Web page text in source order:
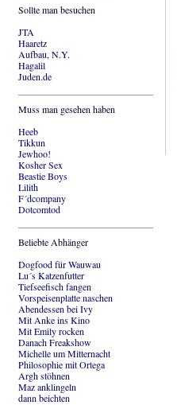
Sollte man besuchen
JTA
Haaretz
Aufbau, N.Y.
Hagalil
Juden.de
Muss man gesehen haben
Heeb
Tikkun
Jewhoo!
Kosher Sex
Beastie Boys
Lilith
F´dcompany
Dotcomtod
Beliebte Abhänger
Dogfood für Wauwau
Lu´s Katzenfutter
Tiefseefisch fangen
Vorspeisenplatte naschen
Abendessen bei Ivy
Mit Anke ins Kino
Mit Emily rocken
Danach Freakshow
Michelle um Mitternacht
Philosophie mit Ortega
Argh stöhnen
Maz anklingeln
dann beichten